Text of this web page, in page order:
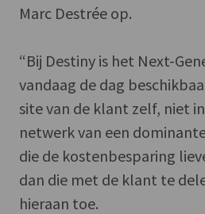
Marc Destrée op.
“Bij Destiny is het Next-
vandaag de dag
site van de klant zelf, niet
netwerk van een
die de kostenbesparing
dan die met de klant te
hieraan toe.